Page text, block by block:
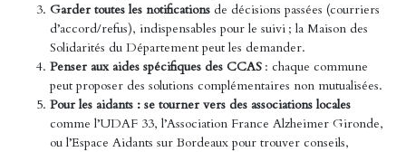
Garder toutes les notifications de décisions passées (courriers
d’accord/refus), indispensables pour le suivi ; la Maison des
Solidarités du Département peut les demander.
Penser aux aides spécifiques des CCAS : chaque commune
peut proposer des solutions complémentaires non mutualisées.
Pour les aidants : se tourner vers des associations locales
comme l’UDAF 33, l’Association France Alzheimer Gironde,
ou l’Espace Aidants sur Bordeaux pour trouver conseils,